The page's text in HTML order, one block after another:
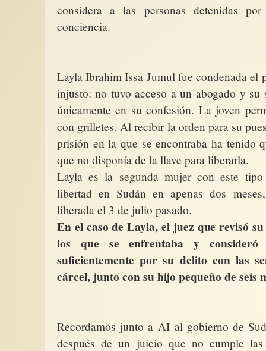
considera a las personas detenidas
conciencia.
Layla Ibrahim Issa Jumul fue condenada el
injusto: no tuvo acceso a un abogado y su
únicamente en su confesión. La joven
con grilletes. Al recibir la orden para su
prisión en la que se encontraba ha tenido
que no disponía de la llave para liberarla.
Layla es la segunda mujer con este
libertad en Sudán en apenas dos
liberada el 3 de julio pasado.
En el caso de Layla, el juez que revisó
los que se enfrentaba y
suficientemente por su delito con las
cárcel, junto con su hijo pequeño de seis
Recordamos junto a AI al gobierno de
después de un juicio que no cumple las